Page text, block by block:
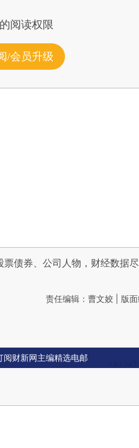
阅读权限
/会员升级
债券、公司人物，财经数据尽
责任编辑：曹文姣 | 版
阅财新网主编精选电邮